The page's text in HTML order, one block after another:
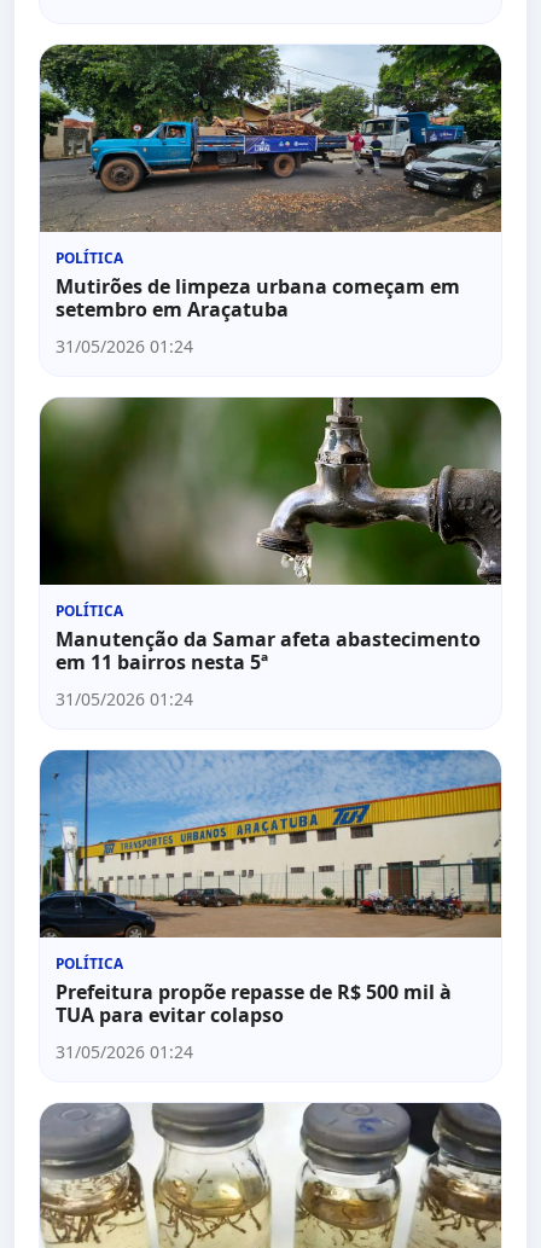
POLÍTICA
Mutirões de limpeza urbana começam em
setembro em Araçatuba
31/05/2026 01:24
POLÍTICA
Manutenção da Samar afeta abastecimento
em 11 bairros nesta 5ª
31/05/2026 01:24
POLÍTICA
Prefeitura propõe repasse de R$ 500 mil à
TUA para evitar colapso
31/05/2026 01:24